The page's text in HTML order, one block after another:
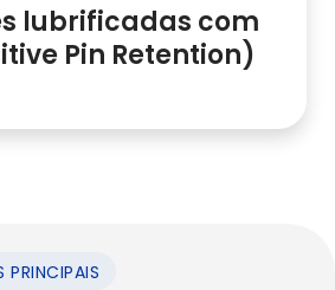
lubrificadas com
Pin Retention)
PRINCIPAIS